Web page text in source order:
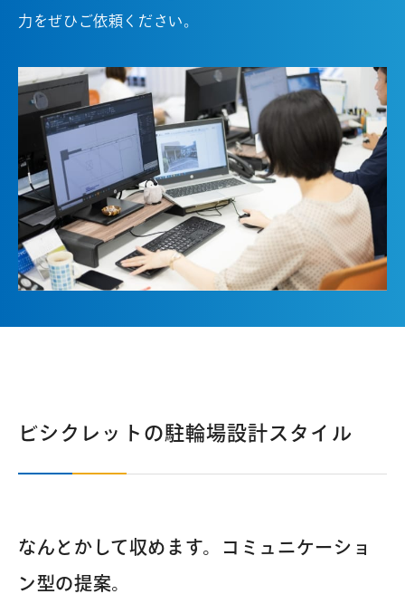
力をぜひご依頼ください。
ビシクレットの駐輪場設計スタイル
なんとかして収めます。コミュニケーショ
ン型の提案。